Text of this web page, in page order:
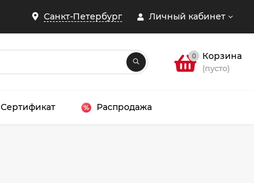
Санкт-Петербург Личный кабинет
0 Корзина
(пусто)
Сертификат Распродажа